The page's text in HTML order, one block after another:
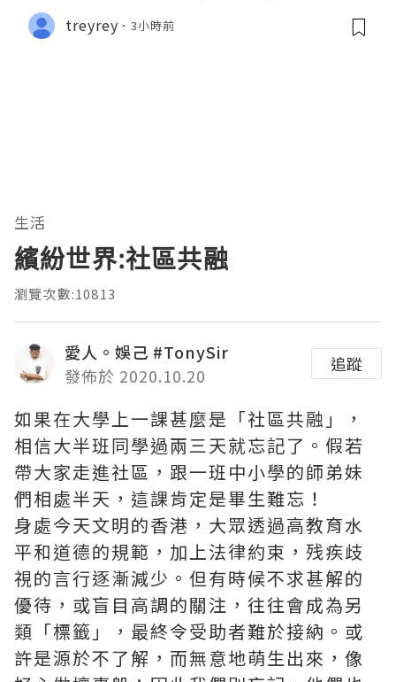
treyrey 3小時前
生活
繽紛世界:社區共融
瀏覽次數:10813
愛人。娛己 #TonySir
發佈於 2020.10.20
追蹤
如果在大學上一課甚麼是「社區共融」，
相信大半班同學過兩三天就忘記了。假若
帶大家走進社區，跟一班中小學的師弟妹
們相處半天，這課肯定是畢生難忘！
身處今天文明的香港，大眾透過高教育水
平和道德的規範，加上法律約束，残疾歧
視的言行逐漸減少。但有時候不求甚解的
優待，或盲目高調的關注，往往會成為另
類「標籤」，最終令受助者難於接納。或
許是源於不了解，而無意地萌生出來，像